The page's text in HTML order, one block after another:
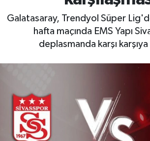
Galatasaray, Trendyol Süper
hafta maçında EMS Yapı
deplasmanda karşı
EĞİTİM
Hakkari Haber
İLGİNÇ HABERLER
Süper Lig Puan Durumu ve
Tüm Manşetler